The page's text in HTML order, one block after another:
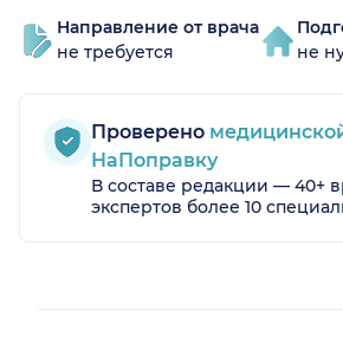
Направление от врача
не требуется
не
Проверено
НаПоправку
В составе редакции — 40+
экспертов более 10